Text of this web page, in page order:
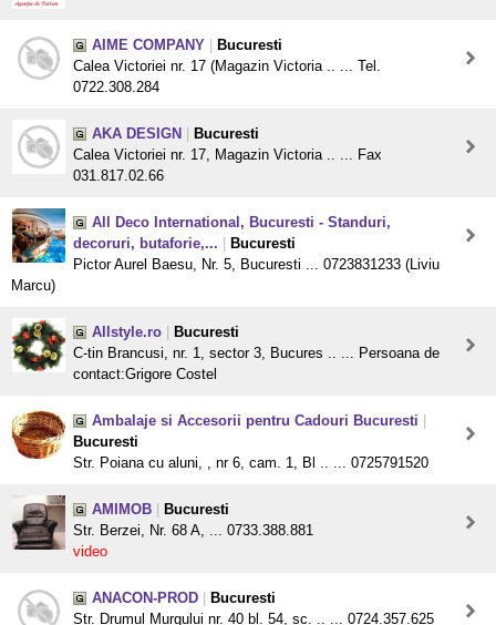
AIME COMPANY
Bucuresti
Calea Victoriei nr. 17 (Magazin Victoria .. ... Tel.
0722.308.284
AKA DESIGN
Bucuresti
Calea Victoriei nr. 17, Magazin Victoria .. ... Fax
031.817.02.66
All Deco International, Bucuresti - Standuri,
decoruri, butaforie,...
Bucuresti
Pictor Aurel Baesu, Nr. 5, Bucuresti ... 0723831233 (Liviu
Marcu)
Allstyle.ro
Bucuresti
C-tin Brancusi, nr. 1, sector 3, Bucures .. ... Persoana de
contact:Grigore Costel
Ambalaje si Accesorii pentru Cadouri Bucuresti
Bucuresti
Str. Poiana cu aluni, , nr 6, cam. 1, Bl .. ... 0725791520
AMIMOB
Bucuresti
Str. Berzei, Nr. 68 A, ... 0733.388.881
video
ANACON-PROD
Bucuresti
Str. Drumul Murgului nr. 40 bl. 54, sc. .. ... 0724.357.625